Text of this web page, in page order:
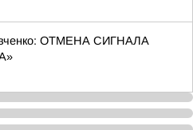
ОТМЕНА СИГНАЛА